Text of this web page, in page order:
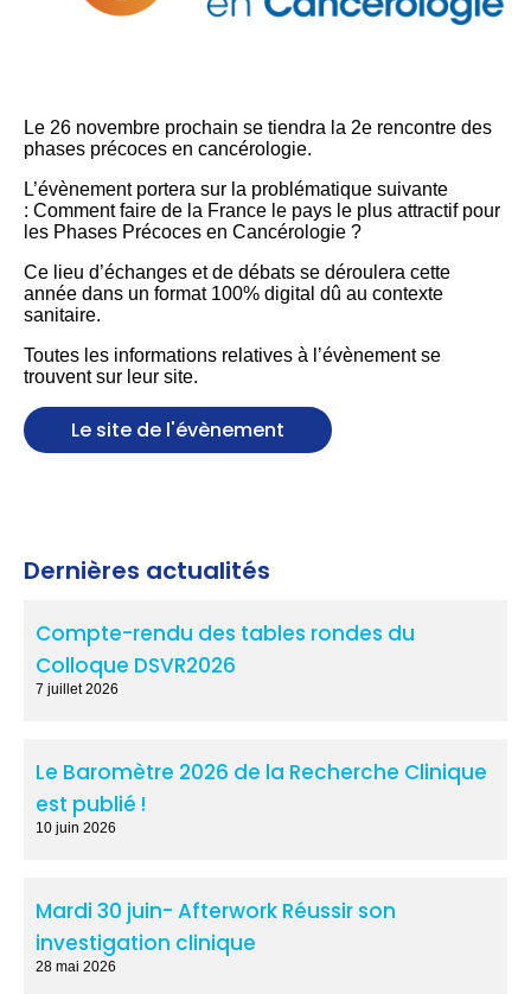
Le 26 novembre prochain se tiendra la 2e rencontre des
phases précoces en cancérologie.
L’évènement portera sur la problématique suivante
: Comment faire de la France le pays le plus attractif pour
les Phases Précoces en Cancérologie ?
Ce lieu d’échanges et de débats se déroulera cette
année dans un format 100% digital dû au contexte
sanitaire.
Toutes les informations relatives à l’évènement se
trouvent sur leur site.
Le site de l'évènement
Dernières actualités
Compte-rendu des tables rondes du
Colloque DSVR2026
7 juillet 2026
Le Baromètre 2026 de la Recherche Clinique
est publié !
10 juin 2026
Mardi 30 juin- Afterwork Réussir son
investigation clinique
28 mai 2026